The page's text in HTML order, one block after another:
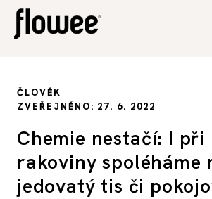
PSYCHOLOGIE
ČLOVĚK
ZVEŘEJNĚNO: 27. 6. 2022
Chemie nestačí: I při
rakoviny spoléháme
jedovatý tis či